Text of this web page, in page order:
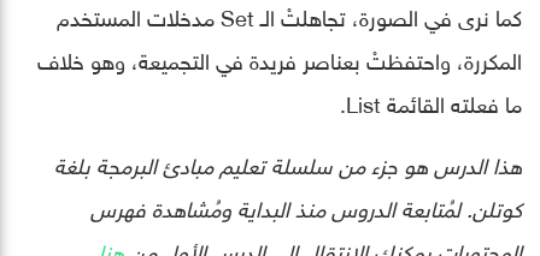
كما نرى في الصورة، تجاهلتْ الـ Set مدخلات المستخدم
المكررة، واحتفظتْ بعناصر فريدة في التجميعة، وهو خلاف
ما فعلته القائمة List.
هذا الدرس هو جزء من سلسلة تعليم مبادئ البرمجة بلغة
كوتلن. لمُتابعة الدروس منذ البداية ومُشاهدة فهرس